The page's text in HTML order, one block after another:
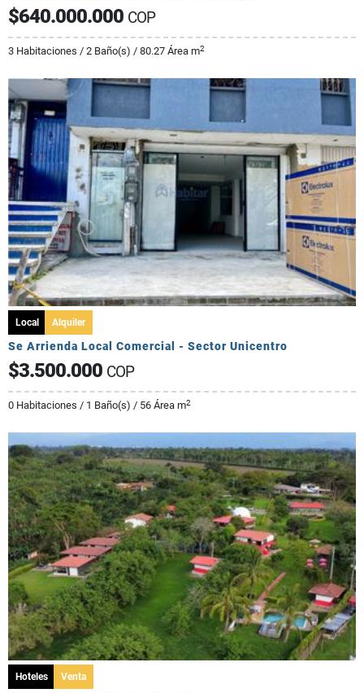
$640.000.000 COP
3 Habitaciones / 2 Baño(s) / 80.27 Área m2
Local Alquiler
Se Arrienda Local Comercial - Sector Unicentro
$3.500.000 COP
0 Habitaciones / 1 Baño(s) / 56 Área m2
Hoteles Venta